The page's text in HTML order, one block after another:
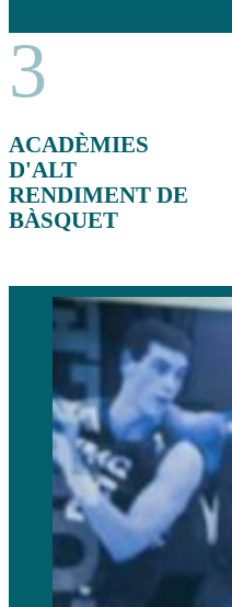
3
ACADÈMIES
D'ALT
RENDIMENT DE
BÀSQUET